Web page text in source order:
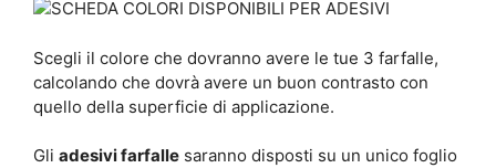
Scegli il colore che dovranno avere le tue 3 farfalle,
calcolando che dovrà avere un buon contrasto con
quello della superficie di applicazione.
Gli adesivi farfalle saranno disposti su un unico foglio